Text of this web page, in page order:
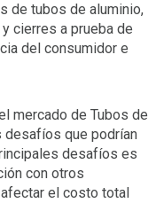
de tubos de aluminio,
cierres a prueba de
del consumidor e
mercado de Tubos de
desafíos que podrían
desafíos es
con otros
el costo total